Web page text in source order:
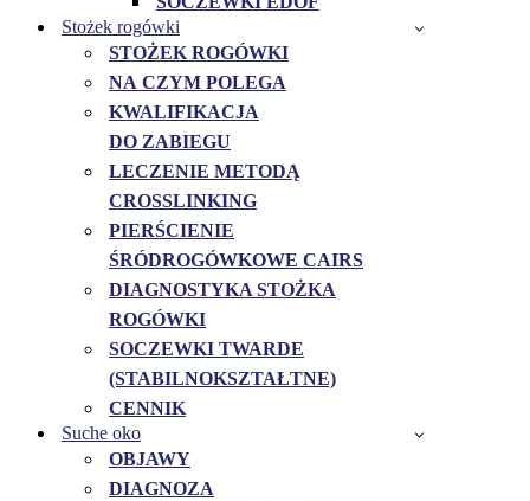
Stożek rogówki
STOŻEK ROGÓWKI
NA CZYM POLEGA
KWALIFIKACJA
DO ZABIEGU
LECZENIE METODĄ
CROSSLINKING
PIERŚCIENIE
ŚRÓDROGÓWKOWE CAIRS
DIAGNOSTYKA STOŻKA
ROGÓWKI
SOCZEWKI TWARDE
(STABILNOKSZTAŁTNE)
CENNIK
Suche oko
OBJAWY
DIAGNOZA